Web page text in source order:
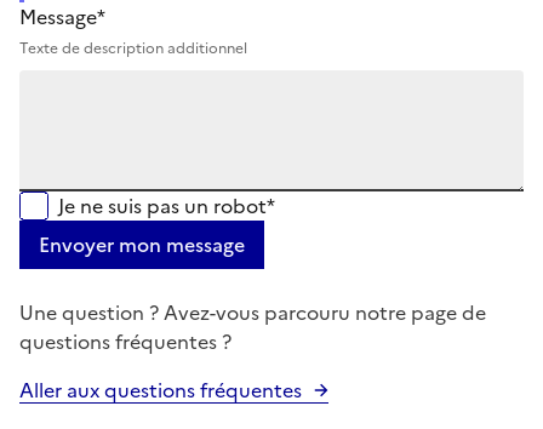
Message*
Texte de description additionnel
Je ne suis pas un robot*
Envoyer mon message
Une question ? Avez-vous parcouru notre page de
questions fréquentes ?
Aller aux questions fréquentes